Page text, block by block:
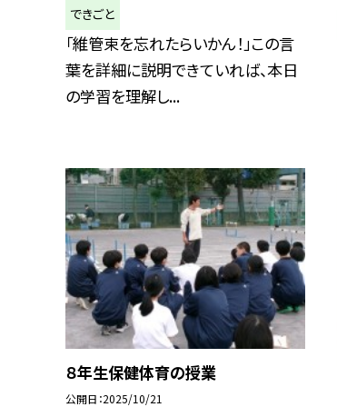
できごと
「維管束を忘れたらいかん！」この言
葉を詳細に説明できていれば、本日
の学習を理解し...
８年生保健体育の授業
公開日 2025/10/21